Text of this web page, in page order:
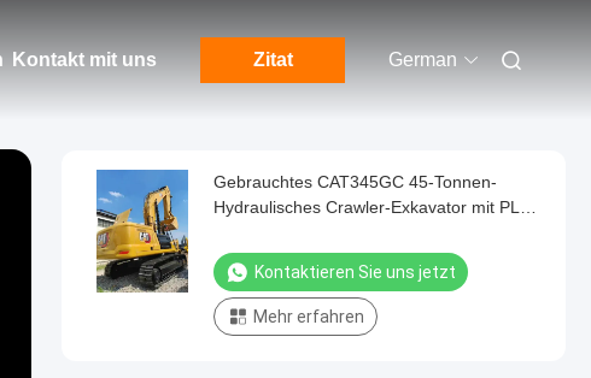
Kontakt mit uns Zitat German
Gebrauchtes CAT345GC 45-Tonnen-
Hydraulisches Crawler-Exkavator mit PLC
Kernkomponenten der Raupe
Kontaktieren Sie uns jetzt
Mehr erfahren